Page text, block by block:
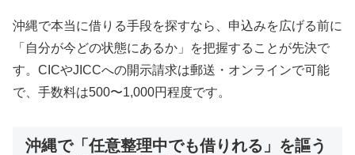
沖縄で本当に借りる手段を探すなら、申込みを広げる前に
「自分が今どの状態にあるか」を把握することが先決で
す。CICやJICCへの開示請求は郵送・オンラインで可能
で、手数料は500〜1,000円程度です。
沖縄で「任意整理中でも借りれる」を謳う